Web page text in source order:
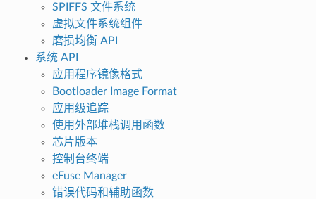
SPIFFS 文件系统
虚拟文件系统组件
磨损均衡 API
系统 API
应用程序镜像格式
Bootloader Image Format
应用级追踪
使用外部堆栈调用函数
芯片版本
控制台终端
eFuse Manager
错误代码和辅助函数